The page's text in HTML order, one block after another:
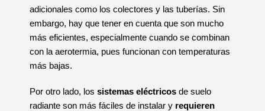
adicionales como los colectores y las tuberías. Sin
embargo, hay que tener en cuenta que son mucho
más eficientes, especialmente cuando se combinan
con la aerotermia, pues funcionan con temperaturas
más bajas.
Por otro lado, los sistemas eléctricos de suelo
radiante son más fáciles de instalar y requieren